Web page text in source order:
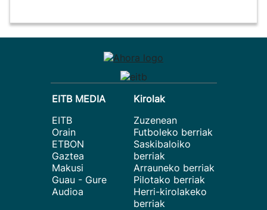
EITB MEDIA
EITB
Orain
ETBON
Gaztea
Makusi
Guau - Gure
Audioa
Kirolak
Zuzenean
Futboleko berriak
Saskibaloiko
berriak
Arrauneko berriak
Pilotako berriak
Herri-kirolakeko
berriak